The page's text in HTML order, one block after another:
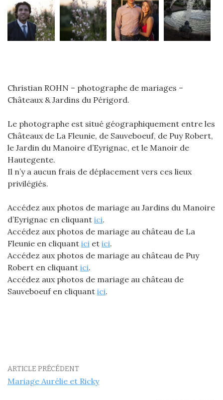
Christian ROHN – photographe de mariages –
Châteaux & Jardins du Périgord.
Le photographe est situé géographiquement entre les
Châteaux de La Fleunie, de Sauveboeuf, de Puy Robert,
le Jardin du Manoire d’Eyrignac, et le Manoir de
Hautegente.
Il n’y a aucun frais de déplacement vers ces lieux
privilégiés.
Accédez aux photos de mariage au Jardins du Manoire
d’Eyrignac en cliquant ici.
Accédez aux photos de mariage au château de La
Fleunie en cliquant ici et ici.
Accédez aux photos de mariage au château de Puy
Robert en cliquant ici.
Accédez aux photos de mariage au château de
Sauveboeuf en cliquant ici.
ARTICLE PRÉCÉDENT
Mariage Aurélie et Ricky